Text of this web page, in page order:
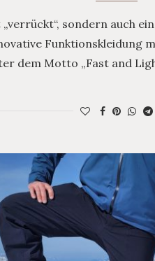
„verrückt“, sondern auch
Funktionskleidung
dem Motto „Fast and